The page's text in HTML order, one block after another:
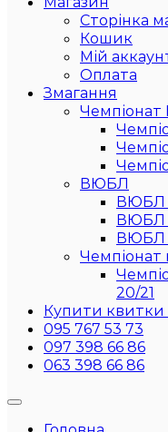
Сторінка
Кошик
Мій
Оплата
Змагання
Чемпіонат
ВЮБЛ
ВЮБЛ
ВЮБЛ
ВЮБЛ
Чемпіонат
20/21
Купити квитки
095 767 53 73
097 398 66 86
063 398 66 86